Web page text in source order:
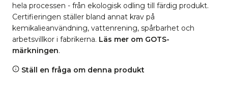
hela processen - från ekologisk odling till färdig produkt.
Certifieringen ställer bland annat krav på
kemikalieanvändning, vattenrening, spårbarhet och
arbetsvillkor i fabrikerna. Läs mer om GOTS-
märkningen.
Ställ en fråga om denna produkt